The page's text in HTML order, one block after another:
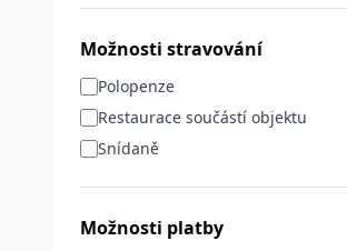
Možnosti stravování
Polopenze
Restaurace součástí objektu
Snídaně
Možnosti platby